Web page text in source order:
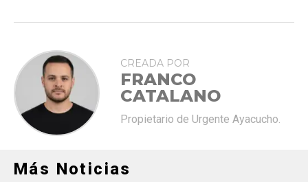
CREADA POR
FRANCO
CATALANO
Propietario de Urgente Ayacucho.
Más Noticias